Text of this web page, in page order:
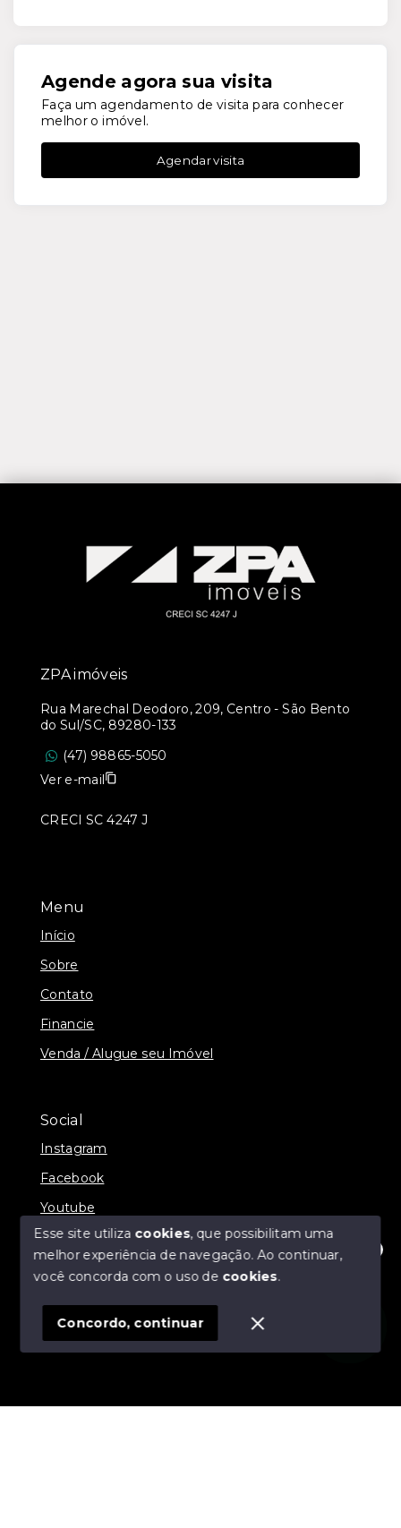
Agende agora sua visita
Faça um agendamento de visita para conhecer
melhor o imóvel.
Agendar visita
Olá tudo bem, posso te ajudar?
Menu
Início
Sobre
Contato
Financie
Venda / Alugue seu Imóvel
Social
Instagram
Facebook
Youtube
© Copyright 2026 - ZPA imóveis - Todos os direitos
SITE PARA IMOBILIARIA
ZPA imóveis
Rua Marechal Deodoro, 209, Centro - São Bento
do Sul/SC, 89280-133
(47) 98865-5050
Ver e-mail
CRECI SC 4247 J
Esse site utiliza cookies, que possibilitam uma
melhor experiência de navegação.Ao continuar,
você concorda com o uso de cookies.
Concordo, continuar